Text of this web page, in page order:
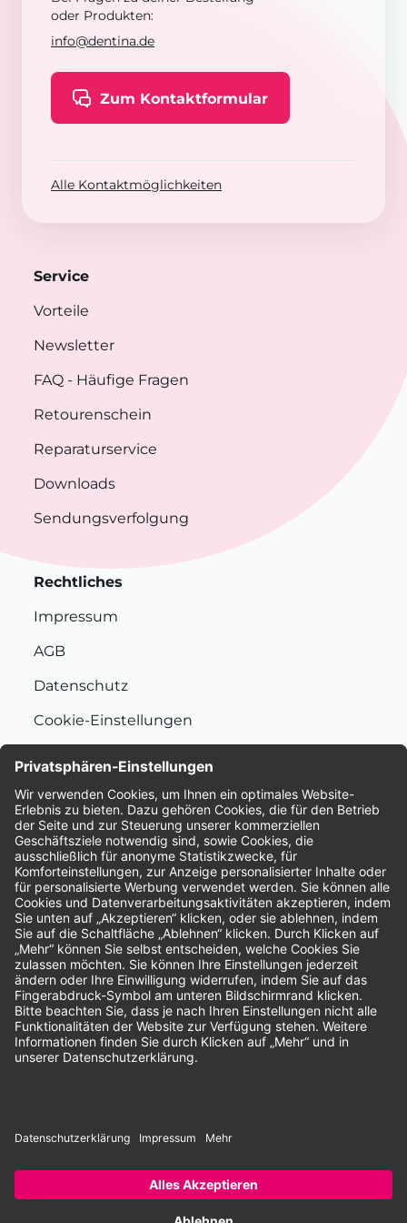
oder Produkten:
info@dentina.de
Zum Kontaktformular
Alle Kontaktmöglichkeiten
Service
Vorteile
Newsletter
FAQ - Häufige Fragen
Retourenschein
Reparaturservice
Downloads
Sendungsverfolgung
Rechtliches
Impressum
AGB
Datenschutz
Cookie-Einstellungen
Bewertungen
Unsere Zahlungsarten:
Rechnung SEPA-Lastschrift Vorkasse